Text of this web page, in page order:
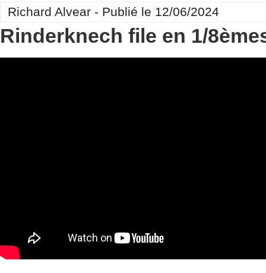
Richard Alvear - Publié le 12/06/2024
Rinderknech file en 1/